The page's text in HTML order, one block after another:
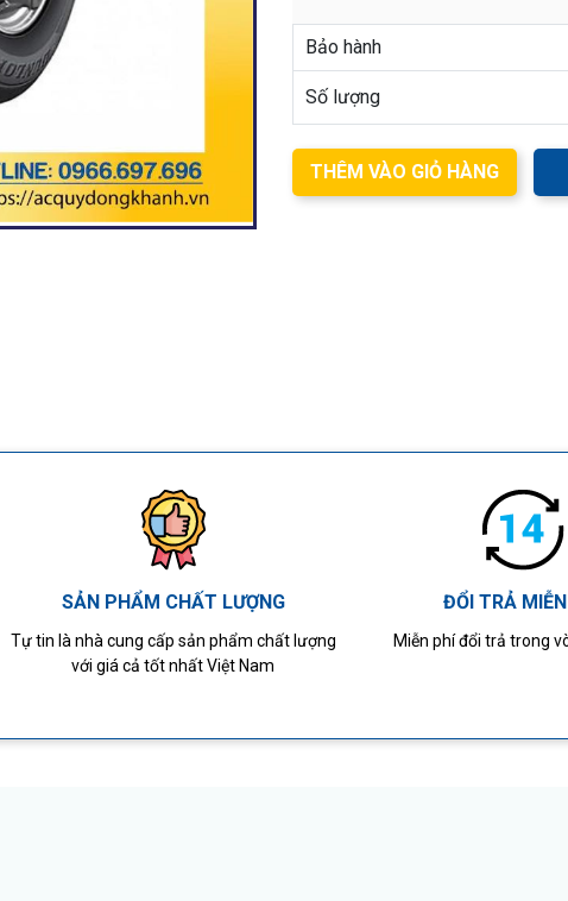
Bảo hành
Số lượng
THÊM VÀO GIỎ HÀNG
SẢN PHẨM CHẤT LƯỢNG
Tự tin là nhà cung cấp sản phẩm chất lượng
với giá cả tốt nhất Việt Nam
ĐỔI TRẢ
Miễn phí đổi trả trong